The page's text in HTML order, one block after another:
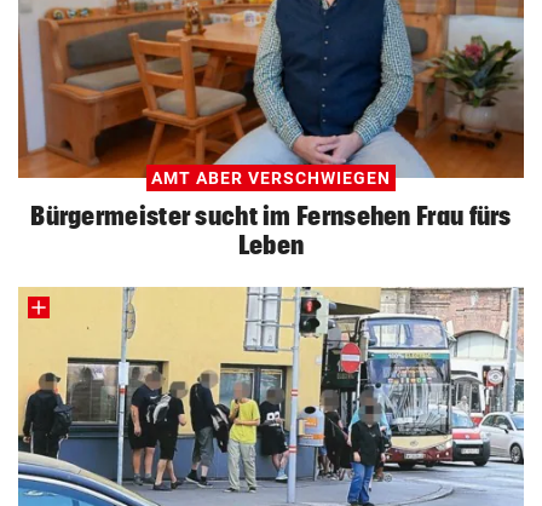
AMT ABER VERSCHWIEGEN
Bürgermeister sucht im Fernsehen Frau fürs
Leben